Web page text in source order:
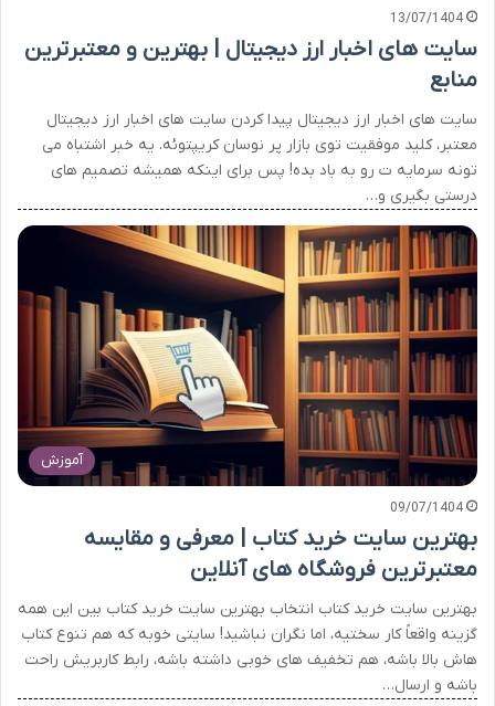
13/07/1404
سایت های اخبار ارز دیجیتال | بهترین و معتبرترین
منابع
سایت های اخبار ارز دیجیتال پیدا کردن سایت های اخبار ارز دیجیتال
معتبر، کلید موفقیت توی بازار پر نوسان کریپتوئه. یه خبر اشتباه می
تونه سرمایه ت رو به باد بده! پس برای اینکه همیشه تصمیم های
درستی بگیری و…
آموزش
09/07/1404
بهترین سایت خرید کتاب | معرفی و مقایسه
معتبرترین فروشگاه های آنلاین
بهترین سایت خرید کتاب انتخاب بهترین سایت خرید کتاب بین این همه
گزینه واقعاً کار سختیه، اما نگران نباشید! سایتی خوبه که هم تنوع کتاب
هاش بالا باشه، هم تخفیف های خوبی داشته باشه، رابط کاربریش راحت
باشه و ارسال…